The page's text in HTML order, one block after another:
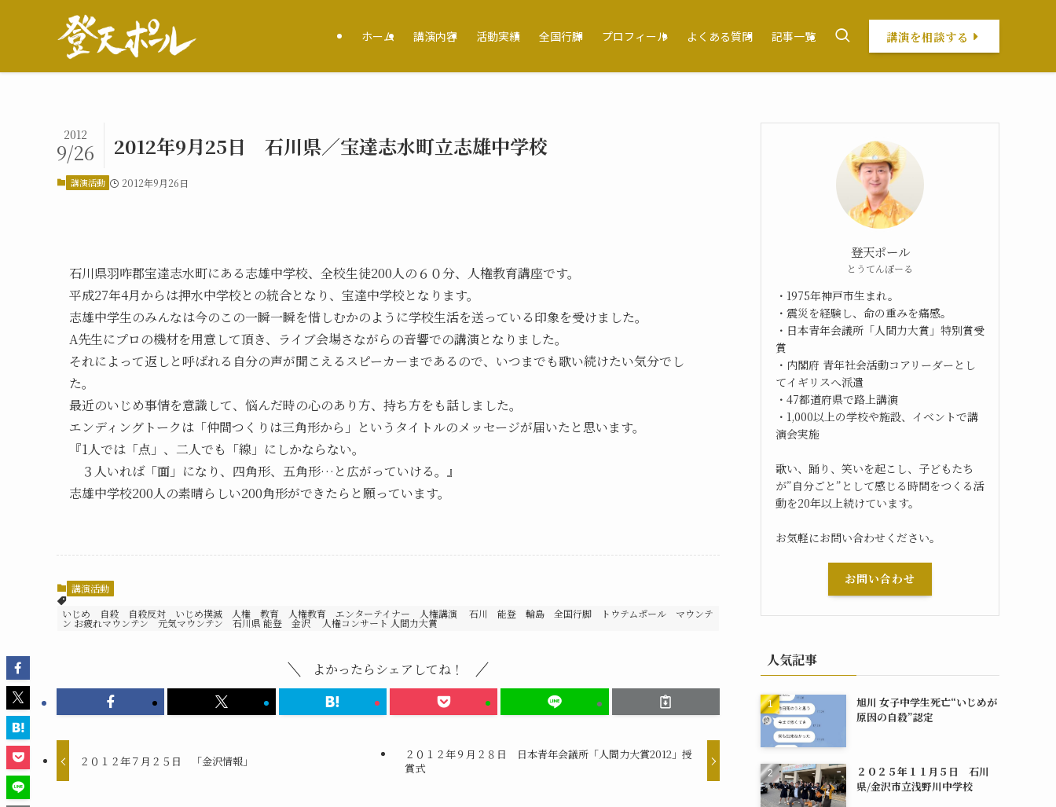
ホーム 講演内容 活動実績 全国行脚 プロフィール よくある質問 記事一覧 講演を相談する
2012年9月25日 石川県／宝達志水町立志雄中学校
2012
9/26
講演活動 2012年9月26日
石川県羽咋郡宝達志水町にある志雄中学校、全校生徒200人の６０分、人権教育講座です。
平成27年4月からは押水中学校との統合となり、宝達中学校となります。
志雄中学生のみんなは今のこの一瞬一瞬を惜しむかのように学校生活を送っている印象を受けました。
A先生にプロの機材を用意して頂き、ライブ会場さながらの音響での講演となりました。
それによって返しと呼ばれる自分の声が聞こえるスピーカーまであるので、いつまでも歌い続けたい気分でし
た。
最近のいじめ事情を意識して、悩んだ時の心のあり方、持ち方をも話しました。
エンディングトークは「仲間つくりは三角形から」というタイトルのメッセージが届いたと思います。
『1人では「点」、二人でも「線」にしかならない。
３人いれば「面」になり、四角形、五角形…と広がっていける。』
志雄中学校200人の素晴らしい200角形ができたらと願っています。
講演活動
いじめ 自殺 自殺反対 いじめ撲滅 人権 教育 人権教育 エンターテイナー 人権講演 石川 能登 輪島 全国行脚 トウテムポール マウンテ
ン お疲れマウンテン 元気マウンテン 石川県 能登 金沢 人権コンサート 人間力大賞
よかったらシェアしてね！
２０１２年７月２５日 「金沢情報」
２０１２年９月２８日 日本青年会議所「人間力大賞2012」授
賞式
登天ポール
とうてんぽーる
・1975年神戸市生まれ。
・震災を経験し、命の重みを痛感。
・日本青年会議所「人間力大賞」特別賞受
賞
・内閣府 青年社会活動コアリーダーとし
てイギリスへ派遣
・47都道府県で路上講演
・1,000以上の学校や施設、イベントで講
演会実施
歌い、踊り、笑いを起こし、子どもたち
が”自分ごと”として感じる時間をつくる活
動を20年以上続けています。
お気軽にお問い合わせください。
お問い合わせ
人気記事
旭川 女子中学生死亡“いじめが
原因の自殺”認定
２０２５年１１月５日 石川
県/金沢市立浅野川中学校